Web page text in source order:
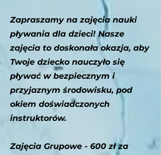
Zapraszamy na zajęcia nauki
pływania dla dzieci! Nasze
zajęcia to doskonała okazja, aby
Twoje dziecko nauczyło się
pływać w bezpiecznym i
przyjaznym środowisku, pod
okiem doświadczonych
instruktorów.
Zajęcia Grupowe - 600 zł za